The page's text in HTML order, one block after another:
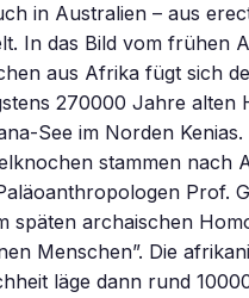
in Australien – aus
In das Bild vom frühen
aus Afrika fügt sich
270000 Jahre alten
See im Norden Kenias.
stammen nach
Prof.
späten archaischen
Menschen”. Die
läge dann rund